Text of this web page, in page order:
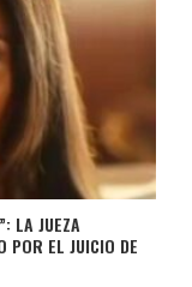
LA JUEZA
POR EL JUICIO DE